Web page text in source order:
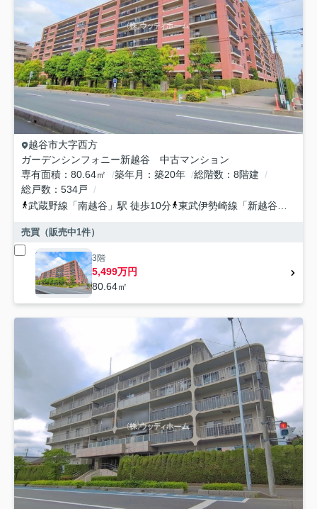
越谷市大字西方
ガーデンシンフォニー新越谷 中古マンション
専有面積
80.64㎡ 築年月 築20年 総階数
8階建
総戸数
534戸
武蔵野線 「南越谷 」駅 徒歩10分 東武伊勢崎線 「新越谷
売買（販売中1件）
3階
5,499万円
80.64㎡